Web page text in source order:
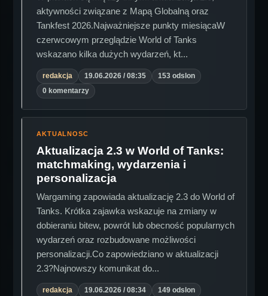
aktywności związane z Mapą Globalną oraz
Tankfest 2026.Najważniejsze punkty miesiącaW
czerwcowym przeglądzie World of Tanks
wskazano kilka dużych wydarzeń, kt...
redakcja 19.06.2026 / 08:35
153 odslon
0 komentarzy
AKTUALNOSC
Aktualizacja 2.3 w World of Tanks:
matchmaking, wydarzenia i
personalizacja
Wargaming zapowiada aktualizację 2.3 do World of
Tanks. Krótka zajawka wskazuje na zmiany w
dobieraniu bitew, powrót lub obecność popularnych
wydarzeń oraz rozbudowane możliwości
personalizacji.Co zapowiedziano w aktualizacji
2.3?Najnowszy komunikat do...
redakcja 19.06.2026 / 08:34 149 odslon